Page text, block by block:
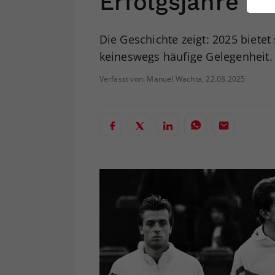
Die Geschichte zeigt: 2025
keineswegs häufige Gelegenheit.
Verfasst von: Manuel Wachta, 22.08.2025